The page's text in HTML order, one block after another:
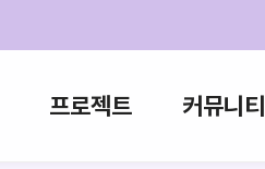
프로젝트 커뮤니티